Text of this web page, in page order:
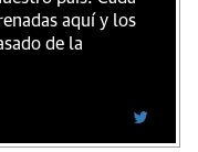
aquí y los
de la